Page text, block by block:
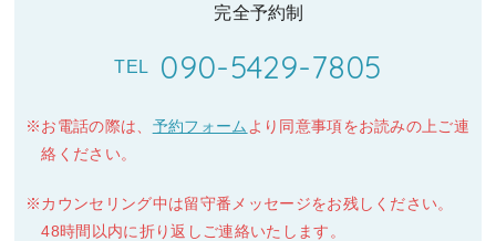
完全予約制
TEL 090-5429-7805
お電話の際は、 予約フォーム より同意事項をお読みの上ご連
絡ください。
カウンセリング中は留守番メッセージをお残しください。
48時間以内に折り返しご連絡いたします。